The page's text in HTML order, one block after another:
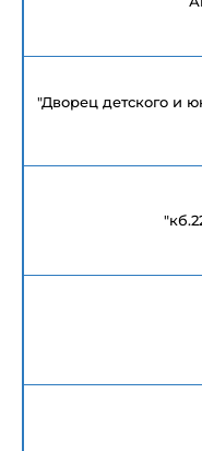
"Дворец детского и